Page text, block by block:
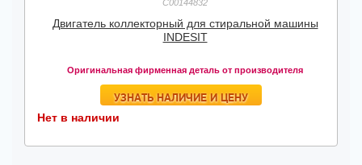
C00144832
Двигатель коллекторный для стиральной машины
INDESIT
Оригинальная фирменная деталь от производителя
УЗНАТЬ НАЛИЧИЕ И ЦЕНУ
Нет в наличии